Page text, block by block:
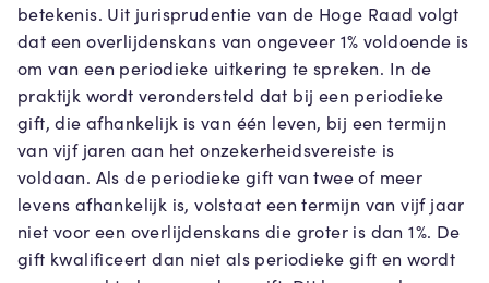
betekenis. Uit jurisprudentie van de Hoge Raad volgt
dat een overlijdenskans van ongeveer 1% voldoende is
om van een periodieke uitkering te spreken. In de
praktijk wordt verondersteld dat bij een periodieke
gift, die afhankelijk is van één leven, bij een termijn
van vijf jaren aan het onzekerheidsvereiste is
voldaan. Als de periodieke gift van twee of meer
levens afhankelijk is, volstaat een termijn van vijf jaar
niet voor een overlijdenskans die groter is dan 1%. De
gift kwalificeert dan niet als periodieke gift en wordt